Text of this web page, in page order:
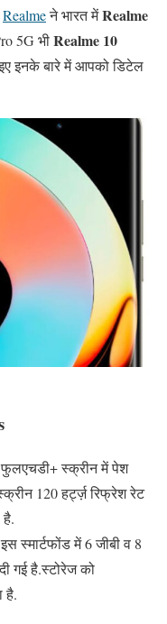
Realmeने भारत मेंRealme
5G भीRealme 10
इनके बारे में आपको डिटेल
फुलएचडी+ स्क्रीन में पेश
120 हर्ट्ज़ रिफ्रेश रेट
स्मार्टफोंड में 6 जीबी व 8
गई है.स्टोरेज को
है.